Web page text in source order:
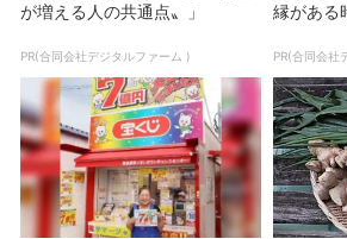
が増える人の共通点〟」
PR(合同会社デジタルファーム )
縁がある
PR(合同会社